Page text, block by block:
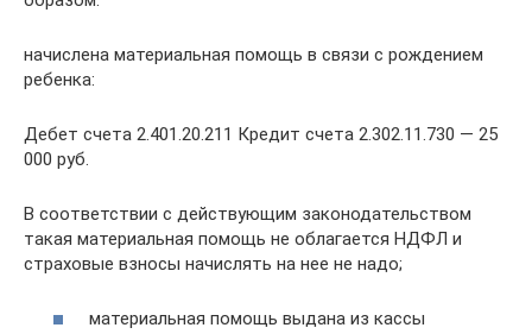
начислена материальная помощь в связи с рождением
ребенка:
Дебет счета 2.401.20.211 Кредит счета 2.302.11.730 — 25
000 руб.
В соответствии с действующим законодательством
такая материальная помощь не облагается НДФЛ и
страховые взносы начислять на нее не надо;
материальная помощь выдана из кассы